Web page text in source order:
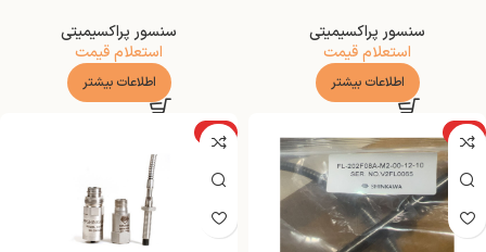
سنسور پراکسیمیتی
استعلام قیمت
اطلاعات بیشتر
سنسور پراکسیمیتی
استعلام قیمت
اطلاعات بیشتر
ویژه ویژه